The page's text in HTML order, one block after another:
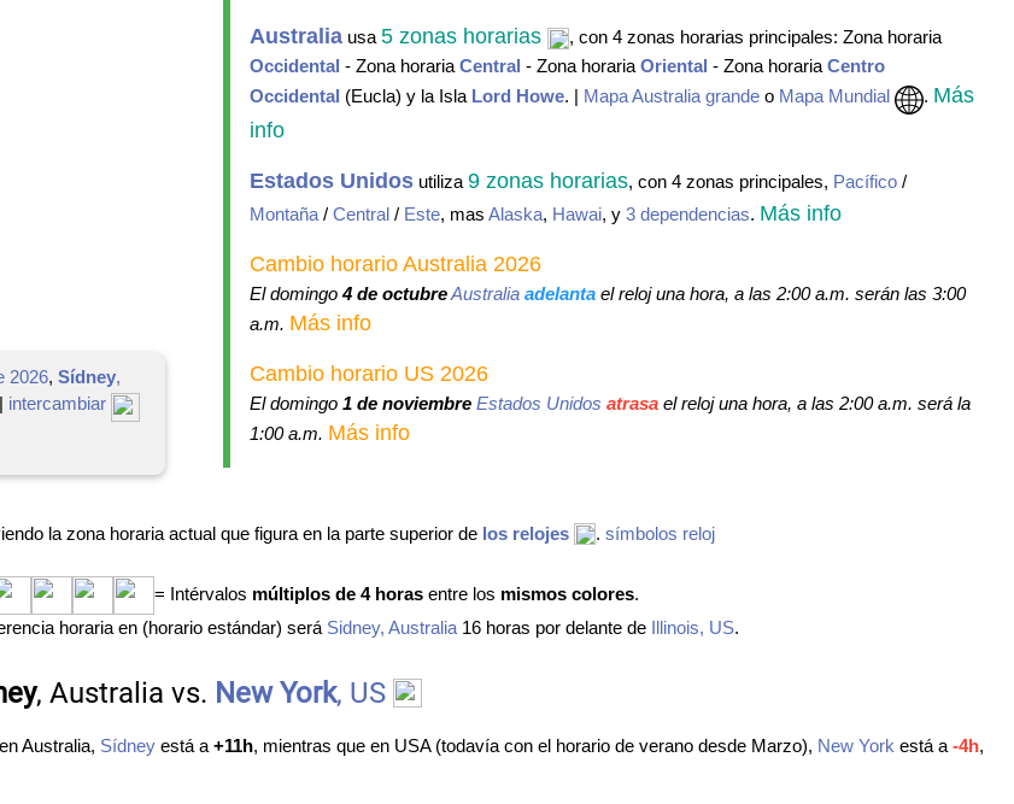
2026, Sídney,
intercambiar
Australiausa 5 zonas horarias
, con 4 zonas horarias principales: Zona horaria
Occidental - Zona horaria Central - Zona horaria Oriental - Zona horaria Centro
Occidental (Eucla) y la Isla Lord Howe. | Mapa Australia grandeo Mapa Mundial . Más
info
Estados Unidosutiliza 9 zonas horarias, con 4 zonas principales, Pacífico/
Montaña/ Central/ Este, mas Alaska, Hawai, y 3 dependencias. Más info
Cambio horario Australia 2026
El domingo4 de octubreAustralia adelantael reloj una hora, a las 2:00 a.m. serán las 3:00
a.m. Más info
Cambio horario US 2026
El domingo 1 de noviembre Estados Unidos atrasael reloj una hora, a las 2:00 a.m. será la
1:00 a.m. Más info
la zona horaria actual que figura en la parte superior de los relojes . símbolos reloj
= Intérvalos múltiplos de 4 horas entre los mismos colores.
horaria en (horario estándar) será Sidney, Australia 16 horas por delante de Illinois, US.
, Australia vs. New York, US
Australia, Sídney está a +11h, mientras que en USA (todavía con el horario de verano desde Marzo), New York está a -4h,